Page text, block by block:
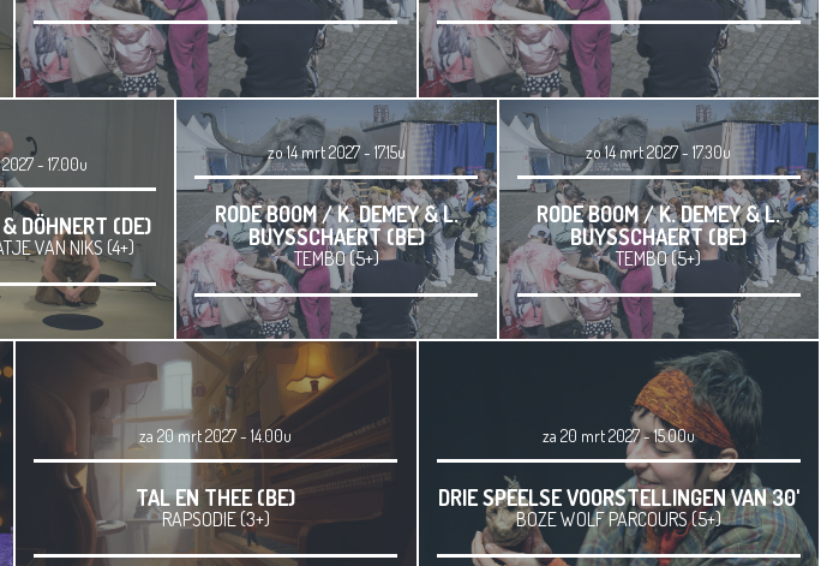
- 17.00u
DÖHNERT (DE)
VAN NIKS (4+)
zo 14 mrt 2027 - 17.15u
RODE BOOM / K. DEMEY & L.
BUYSSCHAERT (BE)
TEMBO (5+)
zo 14 mrt 2027 - 17.30u
RODE BOOM / K. DEMEY & L.
BUYSSCHAERT (BE)
TEMBO (5+)
za 20 mrt 2027 - 14.00u
TAL EN THEE (BE)
RAPSODIE (3+)
za 20 mrt 2027 - 15.00u
DRIE SPEELSE VOORSTELLINGEN VAN 30'
BOZE WOLF PARCOURS (5+)